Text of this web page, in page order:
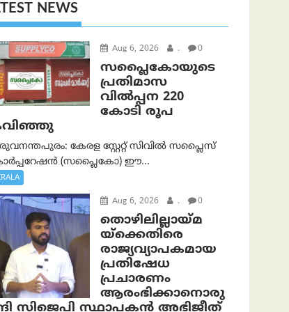
NEWS
Aug 6, 2026 . 0
സപ്ലൈകോയുടെ
പ്രതിമാസ
വിൽപ്പന 220
കോടി രൂപ
കേരള സ്റ്റേറ്റ് സിവിൽ സപ്ലൈസ്
(സപ്ലൈകോ) ഈ...
Aug 6, 2026 . 0
തൊഴിലില്ലായ്മ
യ്ക്കെതിരെ
രാജ്യവ്യാപകമായ
പ്രതിഷേധ
പ്രചാരണം
ആരംഭിക്കാനൊരു
സിജെപി സ്ഥാപകന്‍ അഭിജീത്